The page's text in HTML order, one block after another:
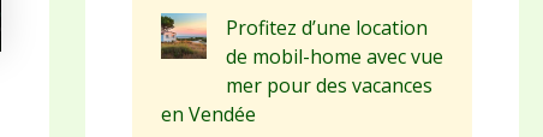
Profitez d’une location
de mobil-home avec vue
mer pour des vacances
en Vendée